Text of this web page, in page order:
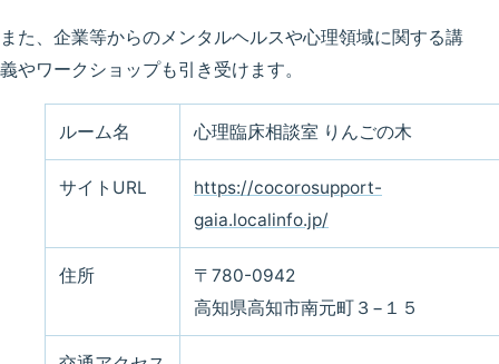
また、企業等からのメンタルヘルスや心理領域に関する講
義やワークショップも引き受けます。
ルーム名 心理臨床相談室 りんごの木
サイトURL
https://cocorosupport-
gaia.localinfo.jp/
住所
〒780-0942
高知県高知市南元町３−１５